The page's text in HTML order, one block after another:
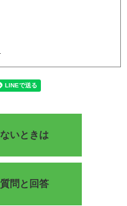
いときは
問と回答